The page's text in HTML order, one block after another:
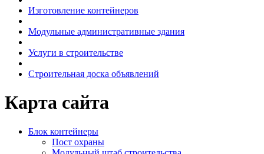
Изготовление контейнеров
Модульные административные здания
Услуги в строительстве
Строительная доска объявлений
Карта сайта
Блок контейнеры
Пост охраны